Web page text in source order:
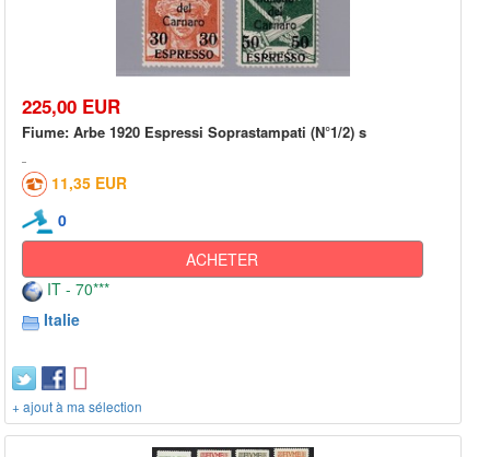
225,00 EUR
Fiume: Arbe 1920 Espressi Soprastampati (N°1/2) s
11,35 EUR
0
ACHETER
IT - 70***
Italie
+ ajout à ma sélection